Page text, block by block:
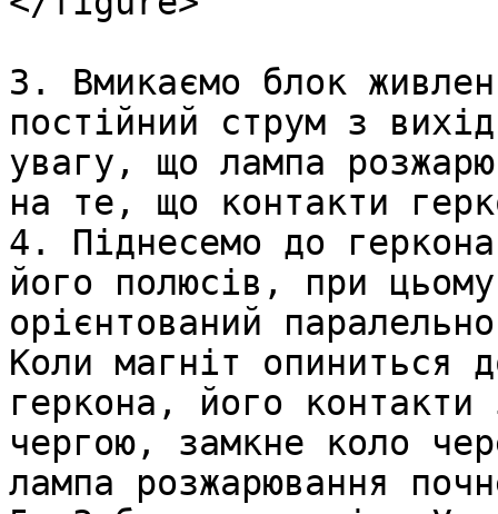
3. Вмикаємо блок
постійний струм з
увагу, що лампа
на те, що контакти
4. Піднесемо до
його полюсів, при
орієнтований
Коли магніт опиниться
геркона, його
чергою, замкне коло
лампа розжарювання